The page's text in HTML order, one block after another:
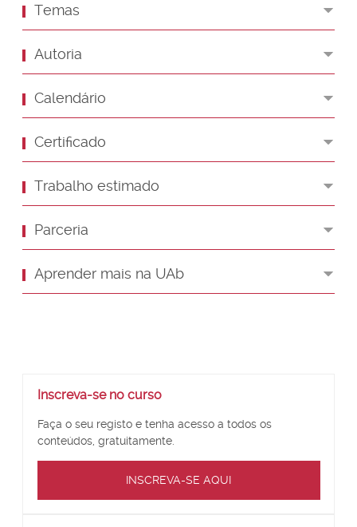
Temas
Autoria
Calendário
Certificado
Trabalho estimado
Parceria
Aprender mais na UAb
Inscreva-
curso
Inscreva-se no curso
Faça o seu registo e tenha acesso a todos os
conteúdos, gratuitamente.
INSCREVA-SE AQUI